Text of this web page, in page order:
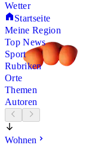
Wetter
Startseite
Meine Region
Top News
Sport
Rubriken
Orte
Themen
Autoren
Wohnen